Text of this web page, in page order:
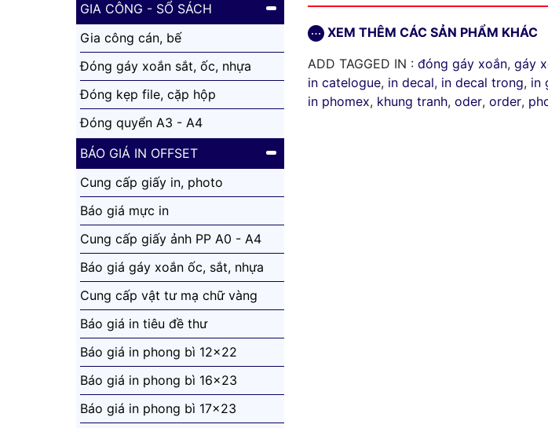
GIA CÔNG - SỔ SÁCH
Gia công cán, bế
Đóng gáy xoắn sắt, ốc, nhựa
Đóng kẹp file, cặp hộp
Đóng quyển A3 - A4
BÁO GIÁ IN OFFSET
Cung cấp giấy in, photo
Báo giá mực in
Cung cấp giấy ảnh PP A0 - A4
Báo giá gáy xoắn ốc, sắt, nhựa
Cung cấp vật tư mạ chữ vàng
Báo giá in tiêu đề thư
Báo giá in phong bì 12x22
Báo giá in phong bì 16x23
Báo giá in phong bì 17x23
XEM THÊM CÁC SẢN PHẨM KHÁC
ADD TAGGED IN : đóng gáy xoắn, gáy
in catelogue, in decal, in decal trong, in
in phomex, khung tranh, oder, order,